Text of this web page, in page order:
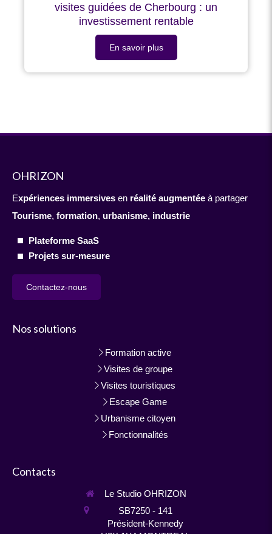
visites guidées de Cherbourg : un
investissement rentable
En savoir plus
OHRIZON
Expériences immersives en réalité augmentée à partager
Tourisme, formation, urbanisme, industrie
Plateforme SaaS
Projets sur-mesure
Contactez-nous
Nos solutions
Formation active
Visites de groupe
Visites touristiques
Escape Game
Urbanisme citoyen
Fonctionnalités
Contacts
Le Studio OHRIZON
SB7250 - 141
Président-Kennedy